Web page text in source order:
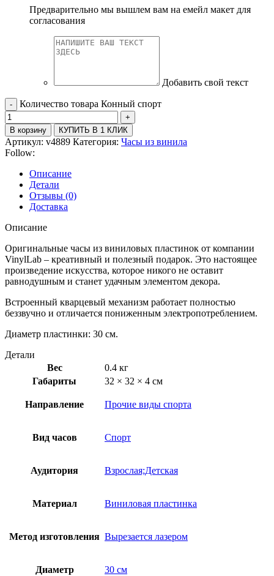
Предварительно мы вышлем вам на емейл макет для
согласования
Добавить свой текст
Количество товара Конный спорт
В корзину КУПИТЬ В 1 КЛИК
Артикул: v4889 Категория: Часы из винила
Follow:
Описание
Детали
Отзывы (0)
Доставка
Описание
Оригинальные часы из виниловых пластинок от компании
VinylLab – креативный и полезный подарок. Это настоящее
произведение искусства, которое никого не оставит
равнодушным и станет удачным элементом декора.
Встроенный кварцевый механизм работает полностью
беззвучно и отличается пониженным электропотреблением.
Диаметр пластинки: 30 см.
Детали
Вес
0.4 кг
Габариты
32 × 32 × 4 см
Направление Прочие виды спорта
Вид часов Спорт
Аудитория Взрослая;Детская
Материал Виниловая пластинка
Метод изготовления Вырезается лазером
Диаметр 30 см